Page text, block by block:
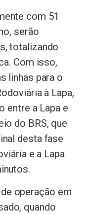
com 51
serão
totalizando
Com isso,
linhas para o
à Lapa,
entre a Lapa e
do BRS, que
desta fase
e a Lapa
operação em
quando